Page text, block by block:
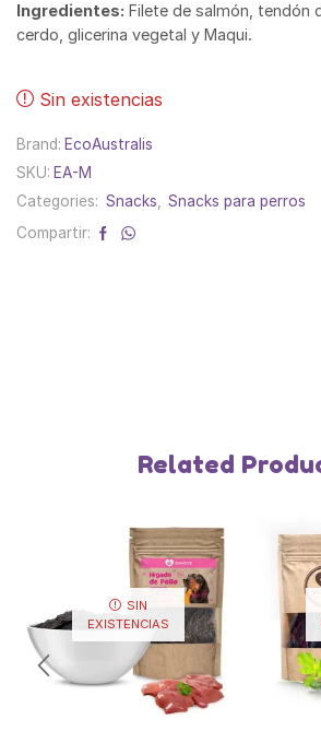
Ingredientes: Filete de salmón, tendón
cerdo, glicerina vegetal y Maqui.
Sin existencias
Brand: EcoAustralis
SKU: EA-M
Categories: Snacks
Snacks para perros
Compartir:
Related
SIN
EXISTENCIAS